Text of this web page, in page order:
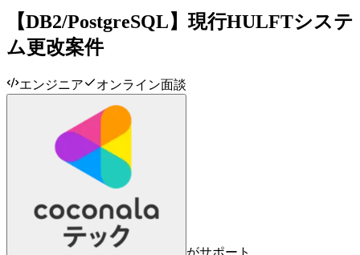
【DB2/PostgreSQL】現行HULFTシステ
ム更改案件
エンジニア オンライン面談
がサポート